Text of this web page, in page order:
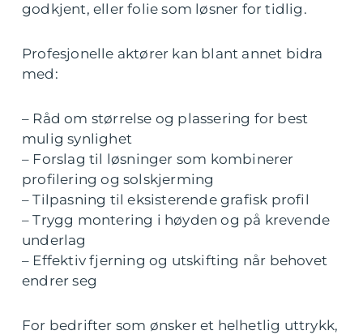
godkjent, eller folie som løsner for tidlig.
Profesjonelle aktører kan blant annet bidra
med:
– Råd om størrelse og plassering for best
mulig synlighet
– Forslag til løsninger som kombinerer
profilering og solskjerming
– Tilpasning til eksisterende grafisk profil
– Trygg montering i høyden og på krevende
underlag
– Effektiv fjerning og utskifting når behovet
endrer seg
For bedrifter som ønsker et helhetlig uttrykk,